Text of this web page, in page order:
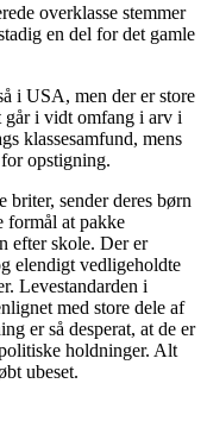
overklasse stemmer
en del for det gamle
i USA, men der er store
går i vidt omfang i arv i
klassesamfund, mens
opstigning.
briter, sender deres børn
formål at pakke
efter skole. Der er
elendigt vedligeholdte
Levestandarden i
med store dele af
er så desperat, at de er
holdninger. Alt
ubeset.